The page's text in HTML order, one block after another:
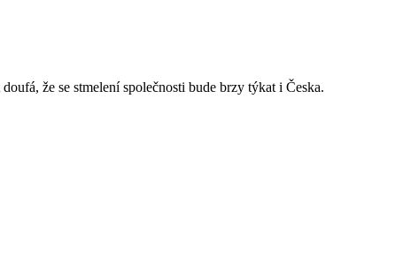
že se stmelení společnosti bude brzy týkat i Česka.